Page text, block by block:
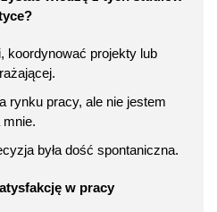
koordynować projekty lub
rynku pracy, ale nie jestem
mnie.
była dość spontaniczna.
w pracy